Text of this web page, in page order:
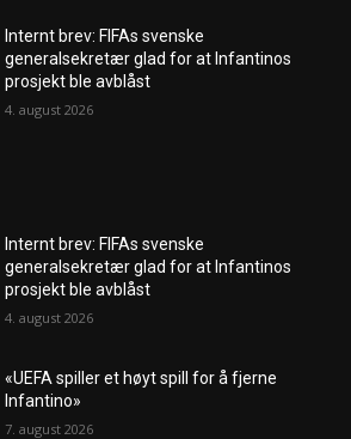
Internt brev: FIFAs svenske
generalsekretær glad for at Infantinos
prosjekt ble avblåst
4. august 2026
Internt brev: FIFAs svenske
generalsekretær glad for at Infantinos
prosjekt ble avblåst
4. august 2026
«UEFA spiller et høyt spill for å fjerne
Infantino»
7. august 2026